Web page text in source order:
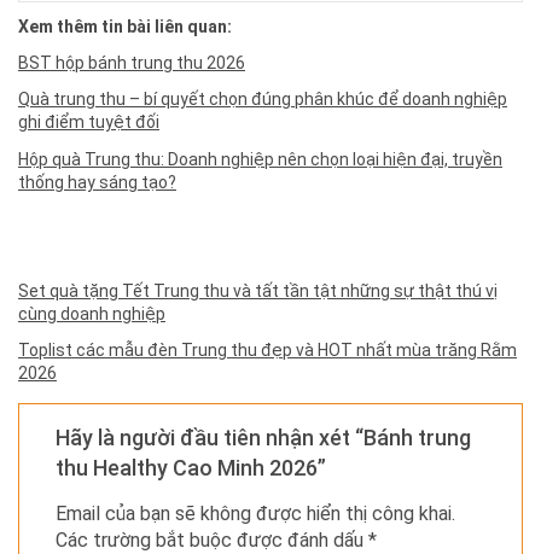
Xem thêm tin bài liên quan:
BST hộp bánh trung thu 2026
Quà trung thu – bí quyết chọn đúng phân khúc để doanh nghiệp
ghi điểm tuyệt đối
Hộp quà Trung thu: Doanh nghiệp nên chọn loại hiện đại, truyền
thống hay sáng tạo?
Set quà tặng Tết Trung thu và tất tần tật những sự thật thú vị
cùng doanh nghiệp
Toplist các mẫu đèn Trung thu đẹp và HOT nhất mùa trăng Rằm
2026
Hãy là người đầu tiên nhận xét “Bánh trung
thu Healthy Cao Minh 2026”
Email của bạn sẽ không được hiển thị công khai.
Các trường bắt buộc được đánh dấu *